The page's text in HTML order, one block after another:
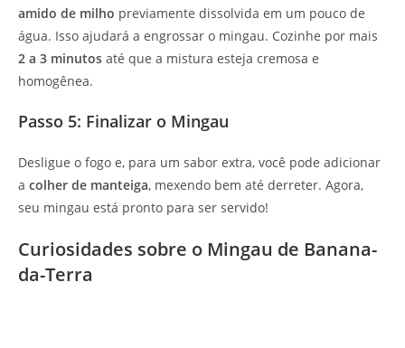
amido de milho previamente dissolvida em um pouco de
água. Isso ajudará a engrossar o mingau. Cozinhe por mais
2 a 3 minutos até que a mistura esteja cremosa e
homogênea.
Passo 5: Finalizar o Mingau
Desligue o fogo e, para um sabor extra, você pode adicionar
a colher de manteiga, mexendo bem até derreter. Agora,
seu mingau está pronto para ser servido!
Curiosidades sobre o Mingau de Banana-
da-Terra